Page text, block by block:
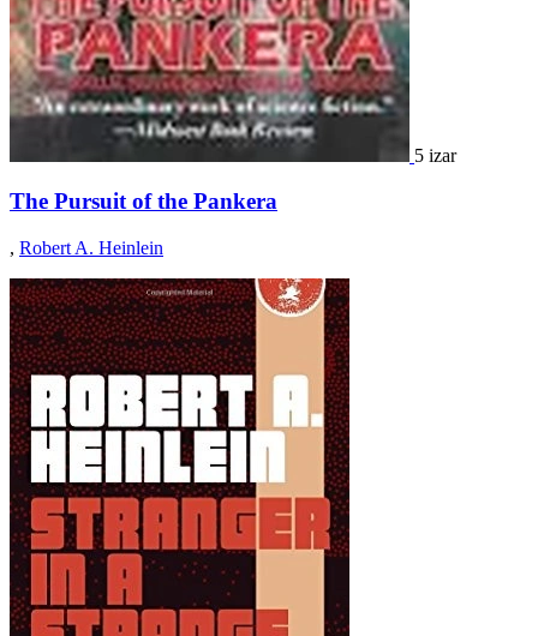
5 izar
The Pursuit of the Pankera
, Robert A. Heinlein